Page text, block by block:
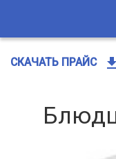
СКАЧАТЬ ПРАЙС get_app